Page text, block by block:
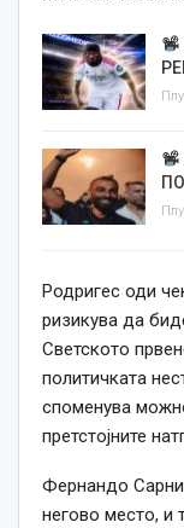
Родригес оди
ризикува да
Светското
политичката
споменува
претстојните
Фернандо
негово место, и